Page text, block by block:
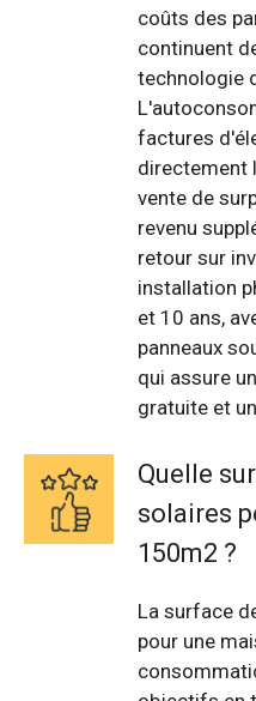
coûts des
continuent
technologie
factures
directement
vente de
revenu
retour sur
installation
et 10 ans,
panneaux
qui assure
gratuite et
Quelle
solaires
150m2 ?
La surface
pour une